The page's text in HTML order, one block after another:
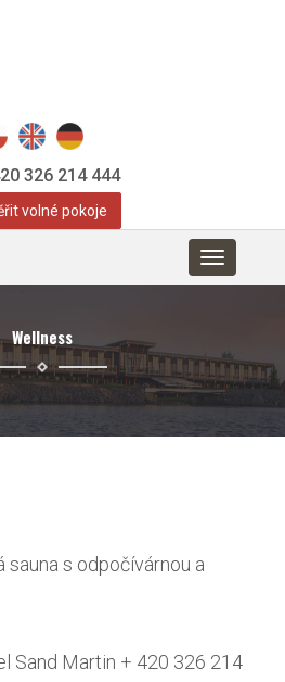
326 214 444
volné pokoje
Toggle
navigation
Wellness
sauna s odpočívárnou a
Sand Martin + 420 326 214